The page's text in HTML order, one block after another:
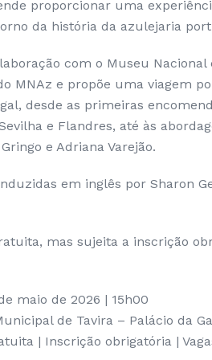
proporcionar uma
da história da azulejaria
com o Museu
MNAz e propõe uma viagem
desde as primeiras
e Flandres, até às
e Adriana Varejão.
em inglês por Sharon
mas sujeita a inscrição
maio de 2026 | 15h00
de Tavira – Palácio da
| Inscrição obrigatória |